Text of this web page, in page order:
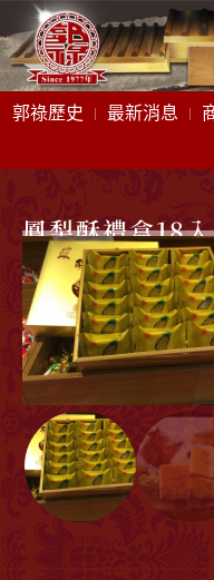
郭祿歷史 最新消息
鳳梨酥禮盒18入